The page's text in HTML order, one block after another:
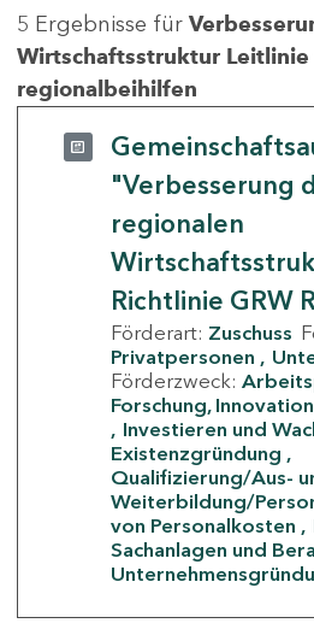
5 Ergebnisse für
Wirtschaftsstruktur
regionalbeihilfen
"Verbesserung
regionalen
Richtlinie GRW
Förderart: Zuschuss
Privatpersonen
Förderzweck:
Forschung,
Investieren und
Existenzgründung
Qualifizierung/Aus-
Weiterbildung/
von Personalkosten
Sachanlagen und